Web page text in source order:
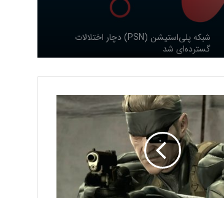
شبکه پلی‌استیشن (PSN) دچار اختلالات
کدام بازی‌های گروهی آنلاین بیشترین
محبوبیت را میان جوانان دارند؟
چرا گیمرها از PS5 Pro محصول جدید سونی
ناراضی‌اند؟